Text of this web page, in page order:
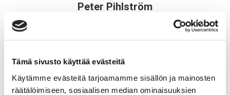
Tämä sivusto käyttää evästeitä
Käytämme evästeitä tarjoamamme sisällön ja mainosten
räätälöimiseen, sosiaalisen median ominaisuuksien
Peter Pihlström
Noora Pohjanen